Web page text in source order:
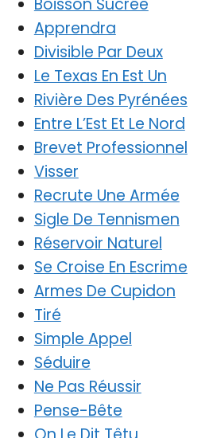
Apprendra
Divisible Par Deux
Le Texas En Est Un
Rivière Des Pyrénées
Entre L’Est Et Le Nord
Brevet Professionnel
Visser
Recrute Une Armée
Sigle De Tennismen
Réservoir Naturel
Se Croise En Escrime
Armes De Cupidon
Tiré
Simple Appel
Séduire
Ne Pas Réussir
Pense-Bête